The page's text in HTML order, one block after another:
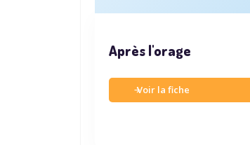
Après l'orage
Voir la fiche